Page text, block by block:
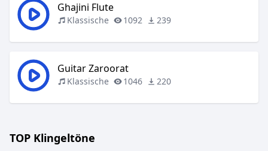
Ghajini Flute
Klassische 1092 239
Guitar Zaroorat
Klassische 1046 220
TOP Klingeltöne